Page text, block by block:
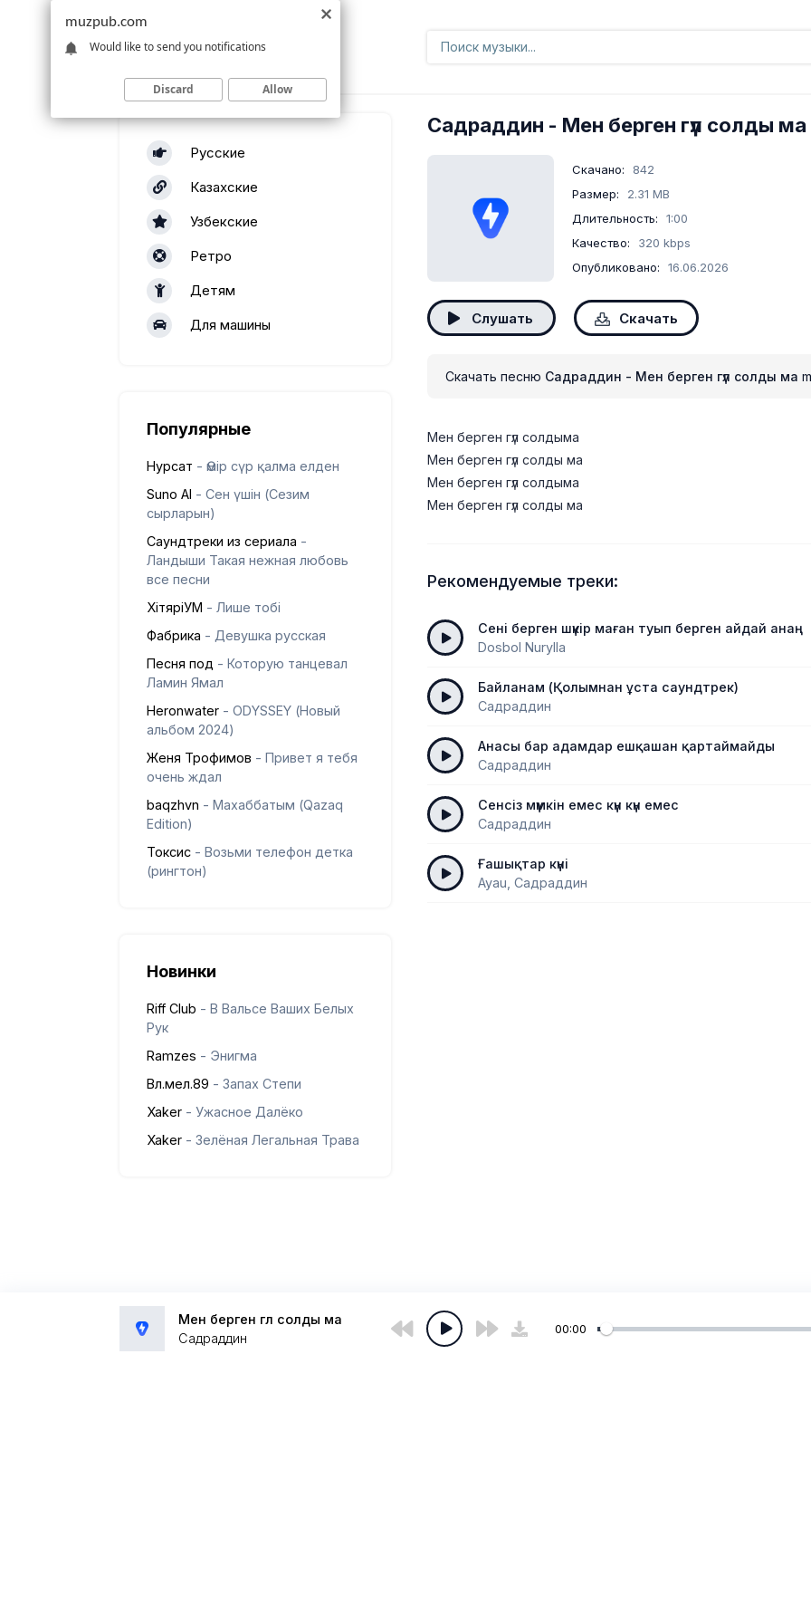
Русские
Казахские
Узбекские
Ретро
Детям
Для машины
Популярные
Нурсат - Өмір сүр қалма елден
Suno AI - Сен үшін (Сезим
сырларын)
Саундтреки из сериала -
Ландыши Такая нежная любовь
все песни
ХітяріУМ - Лише тобі
Фабрика - Девушка русская
Песня под - Которую танцевал
Ламин Ямал
Heronwater - ODYSSEY (Новый
альбом 2024)
Женя Трофимов - Привет я тебя
очень ждал
baqzhvn - Махаббатым (Qazaq
Edition)
Токсис - Возьми телефон детка
(рингтон)
Новинки
Riff Club - В Вальсе Ваших Белых
Рук
Ramzes - Энигма
Вл.мел.89 - Запах Степи
Xaker - Ужасное Далёко
Xaker - Зелёная Легальная Трава
Садраддин - Мен берген гүл солды ма
Скачано:
842
Размер:
2.31 MB
Длительность:
1:00
Качество:
320 kbps
Опубликовано:
16.06.2026
Слушать Скачать
Скачать песню Садраддин - Мен берген гүл солды ма
Мен берген гүл солдыма
Мен берген гүл солды ма
Мен берген гүл солдыма
Мен берген гүл солды ма
Рекомендуемые треки:
Сені берген шүкір маған туып берген айдай анаң
Dosbol Nurylla
Байланам (Қолымнан ұста саундтрек)
Садраддин
Анасы бар адамдар ешқашан қартаймайды
Садраддин
Сенсіз мүмкін емес күн күн емес
Садраддин
Ғашықтар күні
Ayau, Садраддин
Мен берген гүл солды ма
Садраддин
00:00
muzpub.com
Would like to send you notifications
Discard Allow